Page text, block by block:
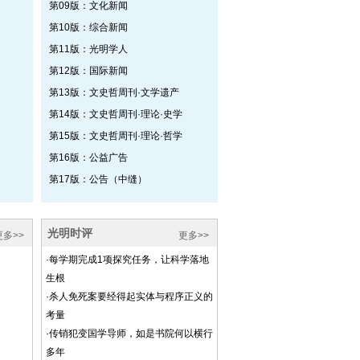
第09版：文化新闻
第10版：综合新闻
第11版：光明学人
第12版：国际新闻
第13版：文史哲周刊·文学遗产
第14版：文史哲周刊·理论·史学
第15版：文史哲周刊·理论·哲学
第16版：公益广告
第17版：公告（中缝）